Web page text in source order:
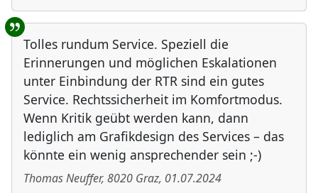
Tolles rundum Service. Speziell die
Erinnerungen und möglichen Eskalationen
unter Einbindung der RTR sind ein gutes
Service. Rechtssicherheit im Komfortmodus.
Wenn Kritik geübt werden kann, dann
lediglich am Grafikdesign des Services – das
könnte ein wenig ansprechender sein ;-)
Thomas Neuffer, 8020 Graz, 01.07.2024